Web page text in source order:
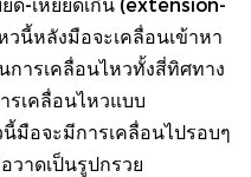
นี้หลังมือจะเคลื่อนเข้าหา
ารเคลื่อนไหวทั้งสี่ทิศทาง
รเคลื่อนไหวแบบ
มือจะมีการเคลื่อนไปรอบๆ
วาดเป็นรูปกรวย